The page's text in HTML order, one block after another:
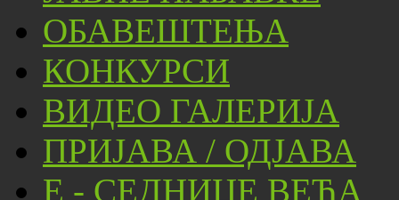
ОБАВЕШТЕЊА
КОНКУРСИ
ВИДЕО ГАЛЕРИЈА
ПРИЈАВА / ОДЈАВА
Е - СЕДНИЦЕ ВЕЋА